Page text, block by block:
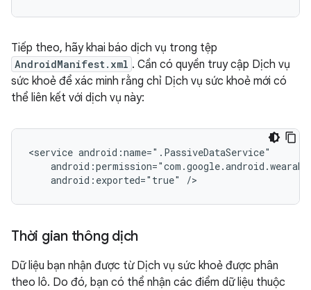
Tiếp theo, hãy khai báo dịch vụ trong tệp
AndroidManifest.xml . Cần có quyền truy cập Dịch vụ
sức khoẻ để xác minh rằng chỉ Dịch vụ sức khoẻ mới có
thể liên kết với dịch vụ này:
<service
android:exported="true"
Thời gian thông dịch
Dữ liệu bạn nhận được từ Dịch vụ sức khoẻ được phân
theo lô. Do đó, bạn có thể nhận các điểm dữ liệu thuộc